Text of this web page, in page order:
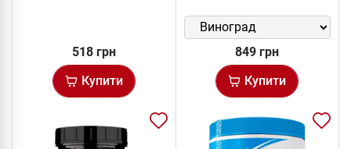
518 грн
Купити
849 грн
Купити